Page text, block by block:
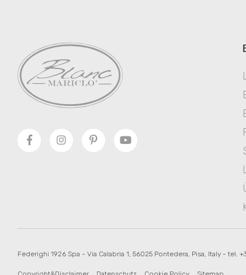
Federighi 1926 Spa - Via Calabria 1, 56025 Pontedera, Pisa, Italy - tel.